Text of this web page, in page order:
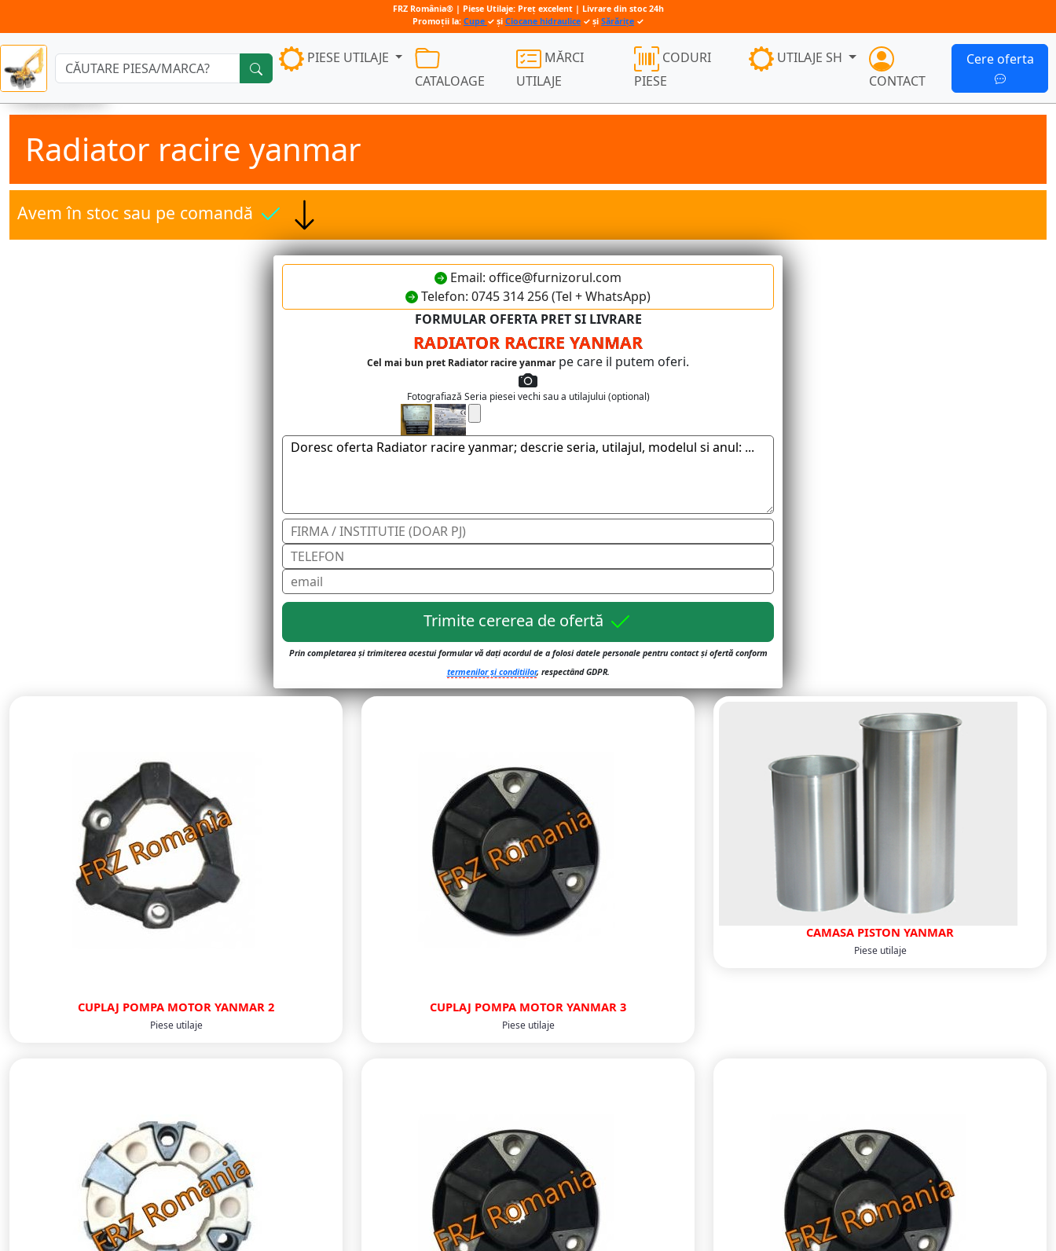
Căutare:
Radiator racire yanmar
Avem în stoc sau pe comandă
Email: office@furnizorul.com
Telefon: 0745 314 256 (Tel + WhatsApp)
FORMULAR OFERTA PRET SI LIVRARE
RADIATOR RACIRE YANMAR
Cel mai bun pret Radiator racire yanmarpe care il putem oferi.
Fotografiază Seria piesei vechi sau a utilajului (optional)
Trimite cererea de ofertă
Prin completarea și trimiterea acestui formular vă dați acordul de a folosi datele personale pentru contact și ofertă conform
termenilor și conditiilor, respectând GDPR.
CUPLAJ POMPA MOTOR YANMAR 2
Piese utilaje
CUPLAJ POMPA MOTOR YANMAR 3
Piese utilaje
CAMASA PISTON YANMAR
Piese utilaje
FRZ România® | Piese Utilaje: Preț excelent | Livrare din stoc 24h
Promoții la: Cupe ✓ și Ciocane hidraulice ✓ și Sărărițe ✓
PIESE UTILAJE
CATALOAGE
MĂRCI
UTILAJE
CODURI
PIESE
UTILAJE SH
CONTACT
Cere oferta